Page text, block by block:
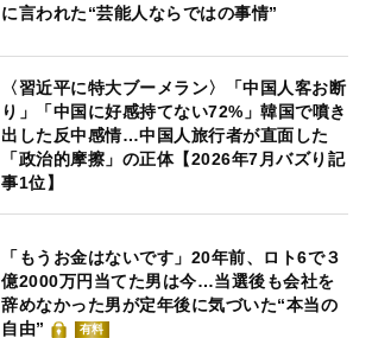
に言われた“芸能人ならではの事情”
〈習近平に特大ブーメラン〉「中国人客お断
り」「中国に好感持てない72%」韓国で噴き
出した反中感情…中国人旅行者が直面した
「政治的摩擦」の正体【2026年7月バズり記
事1位】
「もうお金はないです」20年前、ロト6で３
億2000万円当てた男は今…当選後も会社を
辞めなかった男が定年後に気づいた“本当の
自由”
有料